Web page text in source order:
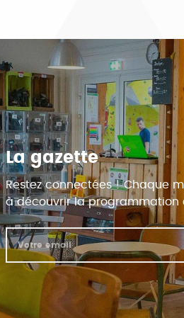
La gazette
Restez connectées ! Chaque
à découvrir la programmation